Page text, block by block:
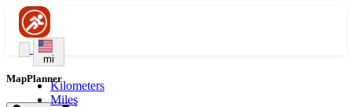
mi
Kilometers
Miles
MapPlanner